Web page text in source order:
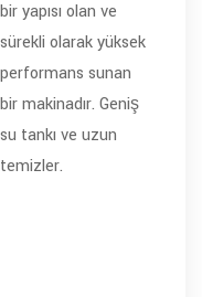
bir yapısı olan ve
sürekli olarak yüksek
performans sunan
bir makinadır. Geniş
su tankı ve uzun